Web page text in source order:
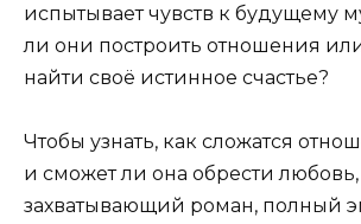
испытывает чувств к будущему
ли они построить отношения
найти своё истинное счастье?
Чтобы узнать, как сложатся
и сможет ли она обрести любовь,
захватывающий роман, полный